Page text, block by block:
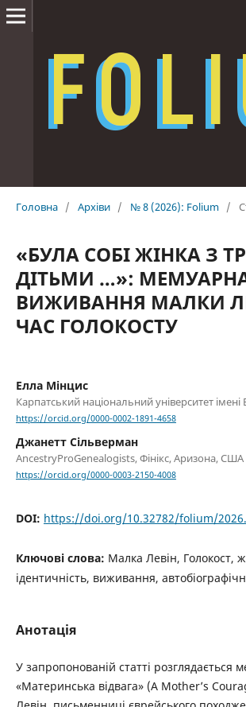
Головна / Архіви / № 8 (2026): Folium /
«БУЛА СОБІ ЖІНКА З
ДІТЬМИ …»: МЕМУАРНА
ВИЖИВАННЯ МАЛКИ
ЧАС ГОЛОКОСТУ
Елла Мінцис
Карпатський національний університет
https://orcid.org/0000-0002-1891-4658
Джанетт Сільверман
AncestryProGenealogists, Фінікс, Аризона, США
https://orcid.org/0000-0003-2150-4008
DOI: https://doi.org/10.32782/folium/
Ключові слова: Малка Левін, Голокост,
ідентичність, виживання,
Анотація
У запропонованій статті розглядається
«Материнська відвага» (A Mother’s